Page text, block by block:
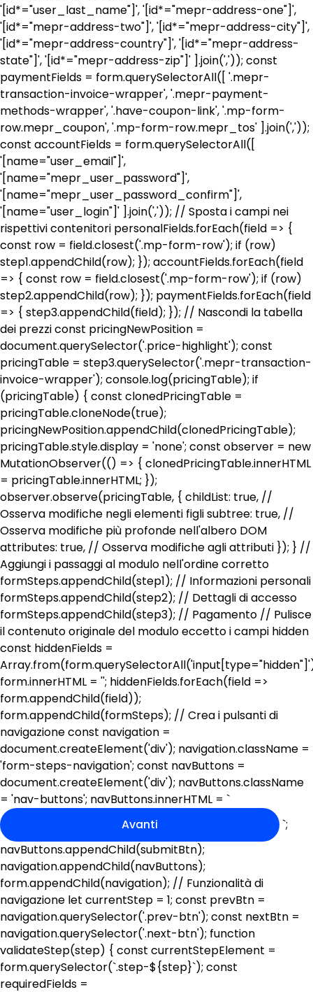
'[id*="user_last_name"]', '[id*="mepr-address-one"]',
'[id*="mepr-address-two"]', '[id*="mepr-address-city"]',
'[id*="mepr-address-country"]', '[id*="mepr-address-
state"]', '[id*="mepr-address-zip"]' ].join(',')); const
paymentFields = form.querySelectorAll([ '.mepr-
transaction-invoice-wrapper', '.mepr-payment-
methods-wrapper', '.have-coupon-link', '.mp-form-
row.mepr_coupon', '.mp-form-row.mepr_tos' ].join(','));
const accountFields = form.querySelectorAll([
'[name="user_email"]',
'[name="mepr_user_password"]',
'[name="mepr_user_password_confirm"]',
'[name="user_login"]' ].join(',')); // Sposta i campi nei
rispettivi contenitori personalFields.forEach(field => {
const row = field.closest('.mp-form-row'); if (row)
step1.appendChild(row); }); accountFields.forEach(field
=> { const row = field.closest('.mp-form-row'); if (row)
step2.appendChild(row); }); paymentFields.forEach(field
=> { step3.appendChild(field); }); // Nascondi la tabella
dei prezzi const pricingNewPosition =
document.querySelector('.price-highlight'); const
pricingTable = step3.querySelector('.mepr-transaction-
invoice-wrapper'); console.log(pricingTable); if
(pricingTable) { const clonedPricingTable =
pricingTable.cloneNode(true);
pricingNewPosition.appendChild(clonedPricingTable);
pricingTable.style.display = 'none'; const observer = new
MutationObserver(() => { clonedPricingTable.innerHTML
= pricingTable.innerHTML; });
observer.observe(pricingTable, { childList: true, //
Osserva modifiche negli elementi figli subtree: true, //
Osserva modifiche più profonde nell'albero DOM
attributes: true, // Osserva modifiche agli attributi }); } //
Aggiungi i passaggi al modulo nell'ordine corretto
formSteps.appendChild(step1); // Informazioni personali
formSteps.appendChild(step2); // Dettagli di accesso
formSteps.appendChild(step3); // Pagamento // Pulisce
il contenuto originale del modulo eccetto i campi hidden
const hiddenFields =
form.innerHTML = ''; hiddenFields.forEach(field =>
form.appendChild(field));
form.appendChild(formSteps); // Crea i pulsanti di
navigazione const navigation =
document.createElement('div'); navigation.className =
'form-steps-navigation'; const navButtons =
document.createElement('div'); navButtons.className
= 'nav-buttons'; navButtons.innerHTML = `
Avanti `;
navButtons.appendChild(submitBtn);
navigation.appendChild(navButtons);
form.appendChild(navigation); // Funzionalità di
navigazione let currentStep = 1; const prevBtn =
navigation.querySelector('.prev-btn'); const nextBtn =
navigation.querySelector('.next-btn'); function
validateStep(step) { const currentStepElement =
form.querySelector(`.step-${step}`); const
requiredFields =